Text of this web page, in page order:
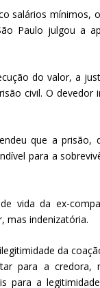
salários mínimos,
Paulo julgou a
do valor, a
civil. O devedor
que a prisão,
para a
vida da ex-
mas indenizatória.
da
para a
para a